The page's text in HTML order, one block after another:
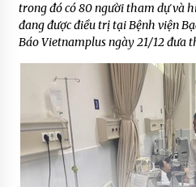
trong đó có 80 người tham dự và
đang được điều trị tại Bệnh viện
Báo Vietnamplus ngày 21/12 đưa